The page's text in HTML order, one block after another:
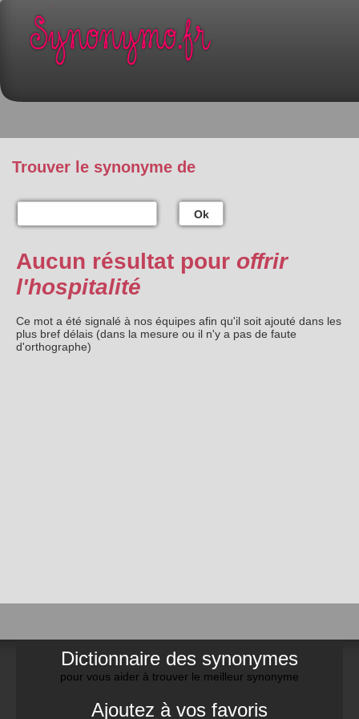
Trouver le synonyme de
Ok
Aucun résultat pour offrir
l'hospitalité
Ce mot a été signalé à nos équipes afin qu'il soit ajouté dans les
plus bref délais (dans la mesure ou il n'y a pas de faute
d'orthographe)
Dictionnaire des synonymes
pour vous aider à trouver le meilleur synonyme
Ajoutez à vos favoris